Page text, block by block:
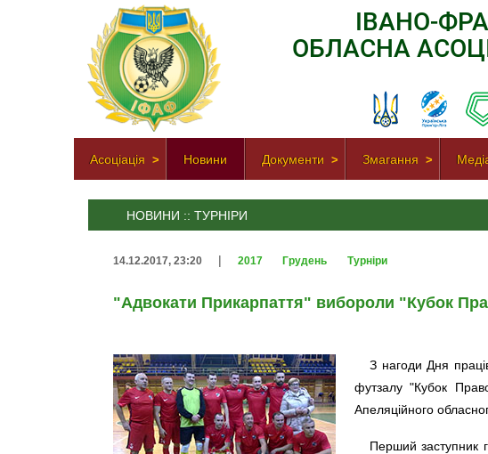
ІВАНО-
ОБЛАСНА
Асоціація Новини Документи Змагання
НОВИНИ :: ТУРНІРИ
14.12.2017, 23:20 | 2017 Грудень Турніри
"Адвокати Прикарпаття" вибороли "Кубок
З нагоди Дня
футзалу "Кубок
Апеляційного
Перший заступник